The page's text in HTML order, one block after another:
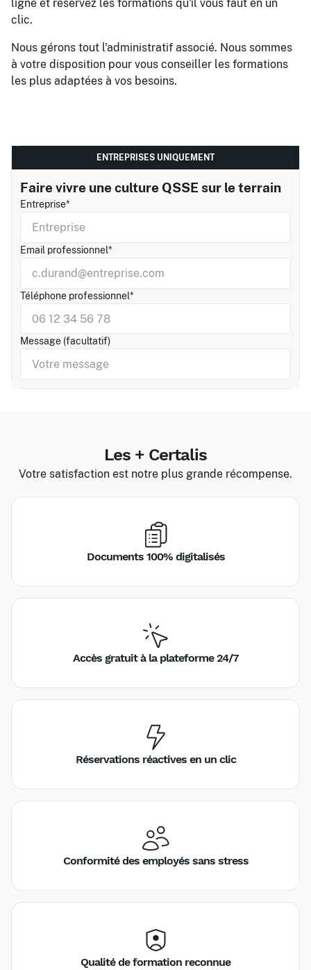
ligne et réservez les formations qu'il vous faut en un
clic.
Nous gérons tout l'administratif associé. Nous sommes
à votre disposition pour vous conseiller les formations
les plus adaptées à vos besoins.
ENTREPRISES UNIQUEMENT
Faire vivre une culture QSSE sur le terrain
Entreprise*
Email professionnel*
Téléphone professionnel*
Message (facultatif)
Les + Certalis
Votre satisfaction est notre plus grande récompense.
Documents 100% digitalisés
Accès gratuit à la plateforme 24/7
Réservations réactives en un clic
Conformité des employés sans stress
Qualité de formation reconnue